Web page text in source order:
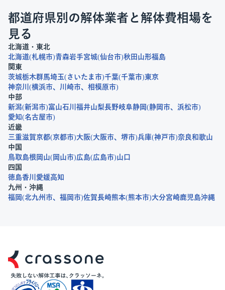
都道府県別の解体業者と解体費相場を
見る
北海道・東北
北海道 札幌市 青森岩手宮城 仙台市 秋田 山形福島
関東
茨城栃木群馬埼玉 さいたま市 千葉 千葉市 東京
神奈川
横浜市 川崎市
相模原市
中部
新潟 新潟市 富山石川 福井山梨長野岐阜静岡 静岡市
浜松市
愛知 名古屋市
近畿
三重滋賀京都 京都市 大阪 大阪市 堺市 兵庫 神戸市 奈良和歌山
中国
鳥取 島根 岡山 岡山市 広島 広島市 山口
四国
徳島香川 愛媛高知
九州・沖縄
福岡 北九州市 福岡市 佐賀長崎熊本 熊本市 大分宮崎鹿児島沖縄